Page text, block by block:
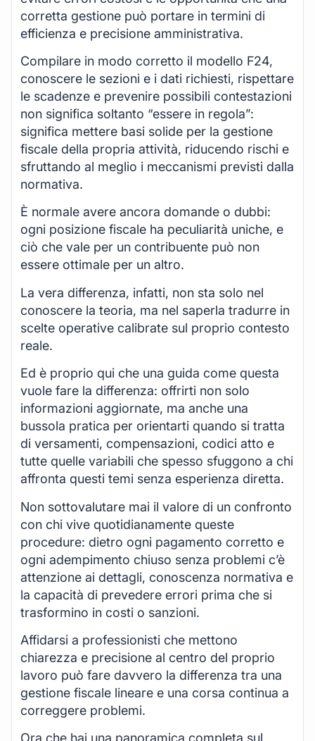
corretta gestione può portare in termini di
efficienza e precisione amministrativa.
Compilare in modo corretto il modello F24,
conoscere le sezioni e i dati richiesti, rispettare
le scadenze e prevenire possibili contestazioni
non significa soltanto “essere in regola”:
significa mettere basi solide per la gestione
fiscale della propria attività, riducendo rischi e
sfruttando al meglio i meccanismi previsti dalla
normativa.
È normale avere ancora domande o dubbi:
ogni posizione fiscale ha peculiarità uniche, e
ciò che vale per un contribuente può non
essere ottimale per un altro.
La vera differenza, infatti, non sta solo nel
conoscere la teoria, ma nel saperla tradurre in
scelte operative calibrate sul proprio contesto
reale.
Ed è proprio qui che una guida come questa
vuole fare la differenza: offrirti non solo
informazioni aggiornate, ma anche una
bussola pratica per orientarti quando si tratta
di versamenti, compensazioni, codici atto e
tutte quelle variabili che spesso sfuggono a chi
affronta questi temi senza esperienza diretta.
Non sottovalutare mai il valore di un confronto
con chi vive quotidianamente queste
procedure: dietro ogni pagamento corretto e
ogni adempimento chiuso senza problemi c’è
attenzione ai dettagli, conoscenza normativa e
la capacità di prevedere errori prima che si
trasformino in costi o sanzioni.
Affidarsi a professionisti che mettono
chiarezza e precisione al centro del proprio
lavoro può fare davvero la differenza tra una
gestione fiscale lineare e una corsa continua a
correggere problemi.